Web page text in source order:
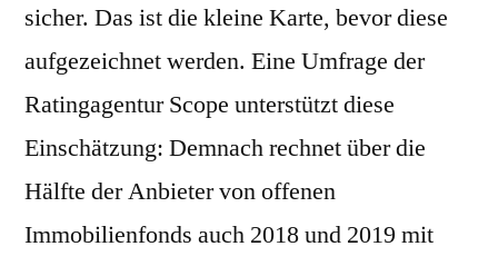
sicher. Das ist die kleine Karte, bevor diese
aufgezeichnet werden. Eine Umfrage der
Ratingagentur Scope unterstützt diese
Einschätzung: Demnach rechnet über die
Hälfte der Anbieter von offenen
Immobilienfonds auch 2018 und 2019 mit